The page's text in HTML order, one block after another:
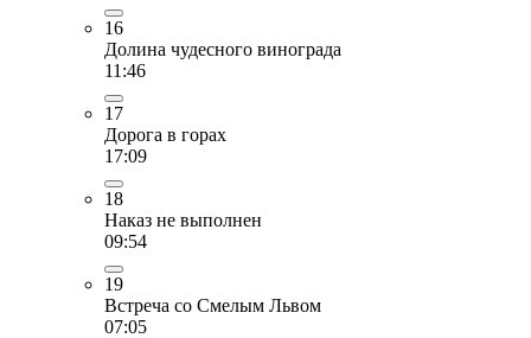
16
Долина чудесного винограда
11:46
17
Дорога в горах
17:09
18
Наказ не выполнен
09:54
19
Встреча со Смелым Львом
07:05